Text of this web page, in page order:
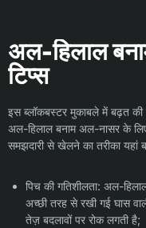
अल-हिलाल
टिप्स
इस ब्लॉकबस्टर मुकाबले में बढ़त की
अल-हिलाल बनाम अल-नासर के
समझदारी से खेलने का तरीका यहां
पिच की गतिशीलता: अल-
अच्छी तरह से रखी गई घास
तेज़ बदलावों पर रोक लगती है;